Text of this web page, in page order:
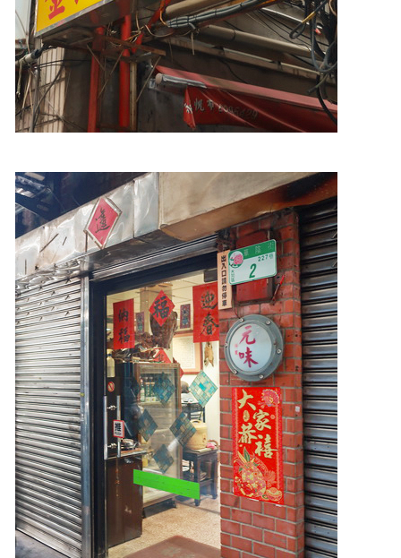
關於Yilan
個人著作
活動實況記錄
媒體報導一覽
訂閱電子報